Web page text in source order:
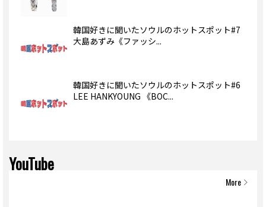
韓国好きに聞いたソウルのホットスポット#7
大島あずみ《ファッシ...
韓国好きに聞いたソウルのホットスポット#6
LEE HANKYOUNG 《BOC...
YouTube
More